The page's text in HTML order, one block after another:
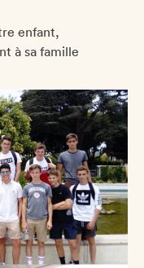
enfant,
à sa famille